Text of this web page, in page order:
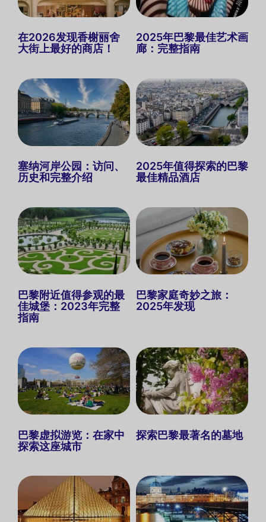
在2026发现香榭丽舍
大街上最好的商店！
2025年巴黎最佳艺术画
廊：完整指南
塞纳河岸公园：访问、
历史和完整介绍
2025年值得探索的巴黎
最佳精品酒店
巴黎附近值得参观的最
佳城堡：2023年完整
指南
巴黎家庭奇妙之旅：
2025年发现
巴黎虚拟游览：在家中
探索这座城市
探索巴黎最著名的墓地